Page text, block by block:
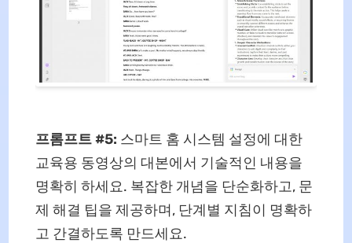
프롬프트 #5: 스마트 홈 시스템 설정에 대한
교육용 동영상의 대본에서 기술적인 내용을
명확히 하세요. 복잡한 개념을 단순화하고, 문
제 해결 팁을 제공하며, 단계별 지침이 명확하
고 간결하도록 만드세요.